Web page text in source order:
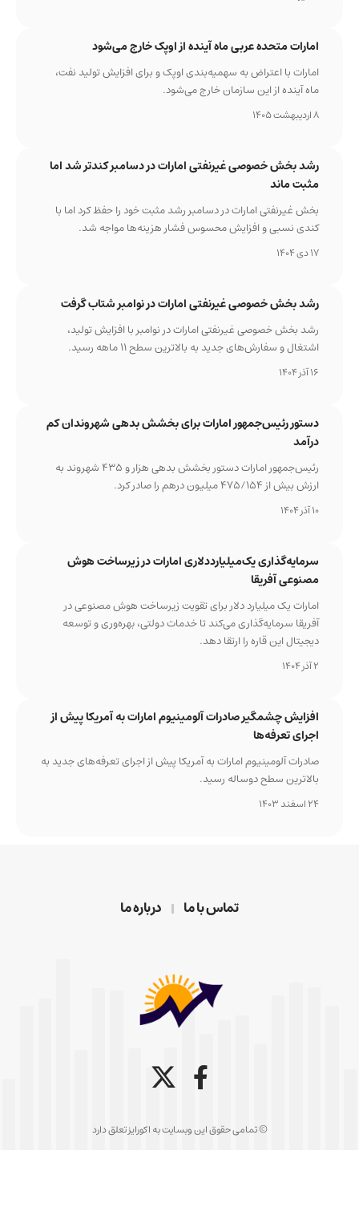
امارات متحده عربی ماه آینده از اوپک خارج می‌شود
امارات با اعتراض به سهمیه‌بندی اوپک و برای افزایش تولید نفت،
ماه آینده از این سازمان خارج می‌شود.
رشد بخش خصوصی غیرنفتی امارات در دسامبر کندتر شد اما
مثبت ماند
بخش غیرنفتی امارات در دسامبر رشد مثبت خود را حفظ کرد اما با
کندی نسبی و افزایش محسوس فشار هزینه‌ها مواجه شد.
رشد بخش خصوصی غیرنفتی امارات در نوامبر شتاب گرفت
رشد بخش خصوصی غیرنفتی امارات در نوامبر با افزایش تولید،
اشتغال و سفارش‌های جدید به بالاترین سطح ۱۱ ماهه رسید.
دستور رئیس‌جمهور امارات برای بخشش بدهی شهروندان کم
درآمد
رئیس‌جمهور امارات دستور بخشش بدهی هزار و ۴۳۵ شهروند به
ارزش بیش از ۴۷۵/۱۵۴ میلیون درهم را صادر کرد.
سرمایه‌گذاری یک‌میلیارددلاری امارات در زیرساخت هوش
مصنوعی آفریقا
امارات یک میلیارد دلار برای تقویت زیرساخت هوش مصنوعی در
آفریقا سرمایه‌گذاری می‌کند تا خدمات دولتی، بهره‌وری و توسعه
دیجیتال این قاره را ارتقا دهد.
افزایش چشمگیر صادرات آلومینیوم امارات به آمریکا پیش از
اجرای تعرفه‌ها
صادرات آلومینیوم امارات به آمریکا پیش از اجرای تعرفه‌های جدید به
بالاترین سطح دوساله رسید.
تماس با ما درباره ما
© تمامی حقوق این وبسایت به اکورایز تعلق دارد